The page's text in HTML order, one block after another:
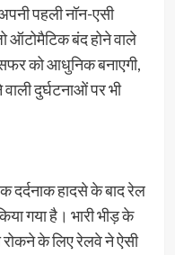
पहली नॉन-एसी
ऑटोमैटिक बंद होने वाले
को आधुनिक बनाएगी,
दुर्घटनाओं पर भी
दर्दनाक हादसे के बाद रेल
गया है। भारी भीड़ के
रोकने के लिए रेलवे ने ऐसी